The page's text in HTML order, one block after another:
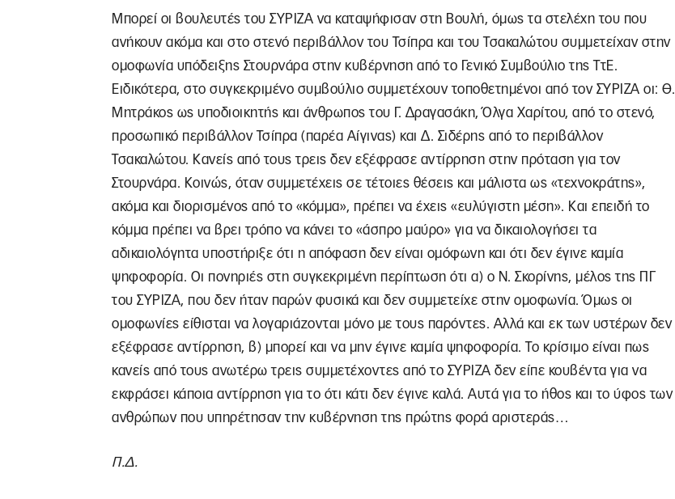
Μπορεί οι βουλευτές του ΣΥΡΙΖΑ να καταψήφισαν στη Βουλή, όμως τα στελέχη του που
ανήκουν ακόμα και στο στενό περιβάλλον του Τσίπρα και του Τσακαλώτου συμμετείχαν στην
ομοφωνία υπόδειξης Στουρνάρα στην κυβέρνηση από το Γενικό Συμβούλιο της ΤτΕ.
Ειδικότερα, στο συγκεκριμένο συμβούλιο συμμετέχουν τοποθετημένοι από τον ΣΥΡΙΖΑ οι: Θ.
Μητράκος ως υποδιοικητής και άνθρωπος του Γ. Δραγασάκη, Όλγα Χαρίτου, από το στενό,
προσωπικό περιβάλλον Τσίπρα (παρέα Αίγινας) και Δ. Σιδέρης από το περιβάλλον
Τσακαλώτου. Κανείς από τους τρεις δεν εξέφρασε αντίρρηση στην πρόταση για τον
Στουρνάρα. Κοινώς, όταν συμμετέχεις σε τέτοιες θέσεις και μάλιστα ως «τεχνοκράτης»,
ακόμα και διορισμένος από το «κόμμα», πρέπει να έχεις «ευλύγιστη μέση». Και επειδή το
κόμμα πρέπει να βρει τρόπο να κάνει το «άσπρο μαύρο» για να δικαιολογήσει τα
αδικαιολόγητα υποστήριξε ότι η απόφαση δεν είναι ομόφωνη και ότι δεν έγινε καμία
ψηφοφορία. Οι πονηριές στη συγκεκριμένη περίπτωση ότι α) ο Ν. Σκορίνης, μέλος της ΠΓ
του ΣΥΡΙΖΑ, που δεν ήταν παρών φυσικά και δεν συμμετείχε στην ομοφωνία. Όμως οι
ομοφωνίες είθισται να λογαριάζονται μόνο με τους παρόντες. Αλλά και εκ των υστέρων δεν
εξέφρασε αντίρρηση, β) μπορεί και να μην έγινε καμία ψηφοφορία. Το κρίσιμο είναι πως
κανείς από τους ανωτέρω τρεις συμμετέχοντες από το ΣΥΡΙΖΑ δεν είπε κουβέντα για να
εκφράσει κάποια αντίρρηση για το ότι κάτι δεν έγινε καλά. Αυτά για το ήθος και το ύφος των
ανθρώπων που υπηρέτησαν την κυβέρνηση της πρώτης φορά αριστεράς…
Π.Δ.